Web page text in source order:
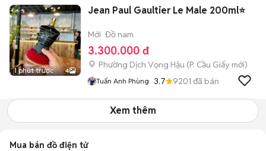
1 phút trước 4
Jean Paul Gaultier Le Male 200ml⭐️
Mới Đồ nam
3.300.000 đ
Phường Dịch Vọng Hậu (P. Cầu Giấy mới)
Tuấn Anh Phùng 3.7 9201 đã bán
Xem thêm
Mua bán đồ điện tử